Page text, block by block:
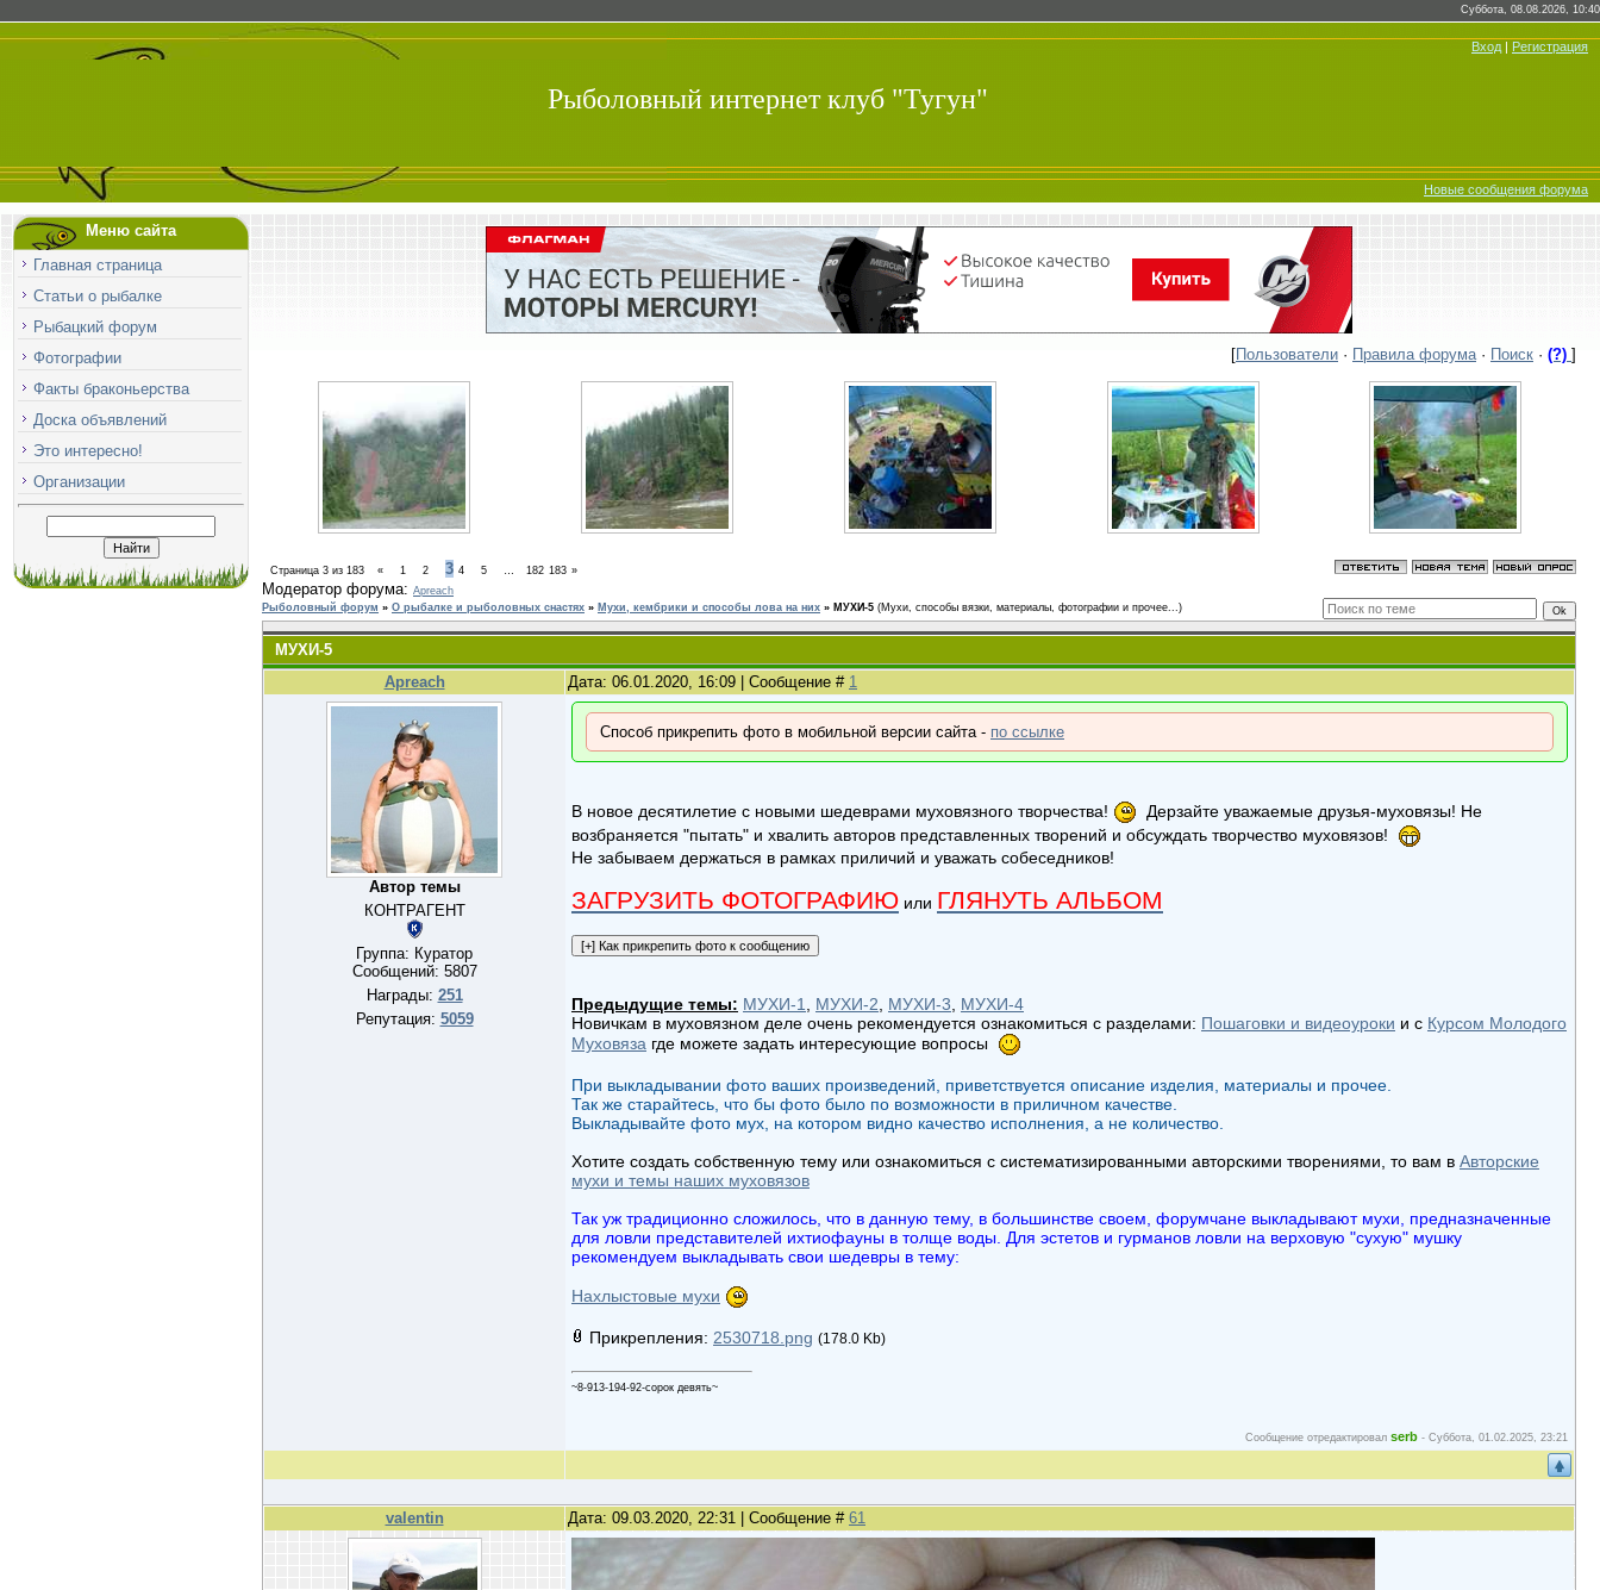
Суббота, 08.08.2026, 10:40
Вход | Регистрация
Рыболовный интернет клуб "Тугун"
Новые сообщения форума
Меню сайта
Главная страница
Статьи о рыбалке
Рыбацкий форум
Фотографии
Факты браконьерства
Доска объявлений
Это интересно!
Организации
[Пользователи · Правила форума· Поиск · (?) ]
Страница 3 из 183 « 1 2 3 4 5 … 182 183 »
Модератор форума: Apreach
Рыболовный форум » О рыбалке и рыболовных снастях » Мухи, кембрики и способы лова на них » МУХИ-5 (Мухи, способы вязки, материалы, фотографии и прочее...)
МУХИ-5
Apreach
Дата: 06.01.2020, 16:09 | Сообщение # 1
Автор темы
КОНТРАГЕНТ
Группа: Куратор
Сообщений: 5807
Награды: 251
Репутация: 5059
Способ прикрепить фото в мобильной версии сайта - по ссылке
В новое десятилетие с новыми шедеврами муховязного творчества!
Дерзайте уважаемые друзья-муховязы! Не
возбраняется "пытать" и хвалить авторов представленных творений и обсуждать творчество муховязов!
Не забываем держаться в рамках приличий и уважать собеседников!
ЗАГРУЗИТЬ ФОТОГРАФИЮ или ГЛЯНУТЬ АЛЬБОМ
Предыдущие темы: МУХИ-1 МУХИ-2 МУХИ-3
МУХИ-4
Новичкам в муховязном деле очень рекомендуется ознакомиться с разделами: Пошаговки и видеоуроки и с Курсом Молодого
Муховяза где можете задать интересующие вопросы
При выкладывании фото ваших произведений, приветствуется описание изделия, материалы и прочее.
Так же старайтесь, что бы фото было по возможности в приличном качестве.
Выкладывайте фото мух, на котором видно качество исполнения, а не количество.
Хотите создать собственную тему или ознакомиться с систематизированными авторскими творениями, то вам в Авторские
мухи и темы наших муховязов
Так уж традиционно сложилось, что в данную тему, в большинстве своем, форумчане выкладывают мухи, предназначенные
для ловли представителей ихтиофауны в толще воды. Для эстетов и гурманов ловли на верховую "сухую" мушку
рекомендуем выкладывать свои шедевры в тему:
Нахлыстовые мухи
Прикрепления: 2530718.png (178.0 Kb)
~8-913-194-92-сорок девять~
Сообщение отредактировал serb - Суббота, 01.02.2025, 23:21
valentin Дата: 09.03.2020, 22:31 | Сообщение # 61